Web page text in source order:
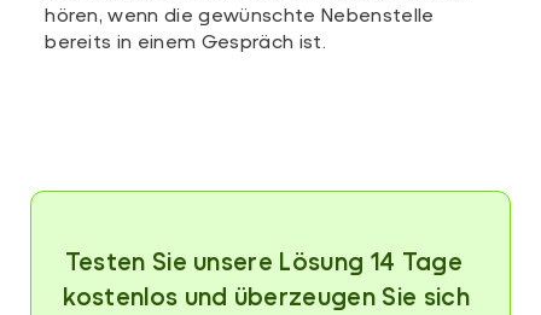
hören, wenn die gewünschte Nebenstelle
bereits in einem Gespräch ist.
⁨⁨⁨⁨Testen Sie unsere Lösung 14 Tage
kostenlos und überzeugen Sie sich